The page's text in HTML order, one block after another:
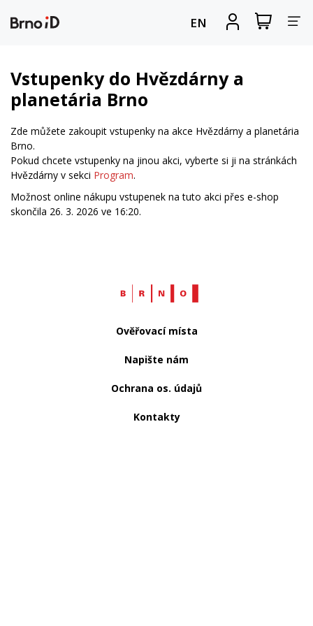
EN
Zobrazit
nákupní
Vstupenky do Hvězdárny a
planetária Brno
Zde můžete zakoupit vstupenky na akce Hvězdárny a planetária
Brno.
Pokud chcete vstupenky na jinou akci, vyberte si ji na stránkách
Hvězdárny v sekci Program.
Možnost online nákupu vstupenek na tuto akci přes e-shop
skončila 26. 3. 2026 ve 16:20.
Web
Ověřovací místa
Napište nám
Ochrana os. údajů
Kontakty